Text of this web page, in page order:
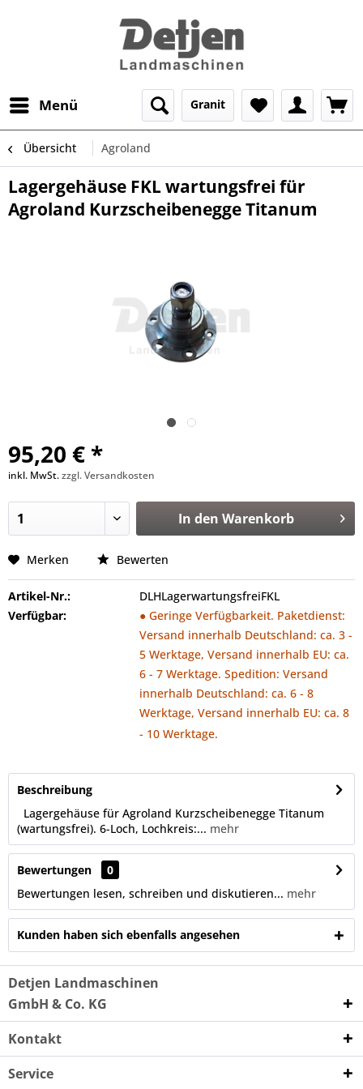
Menü Granit
Übersicht Agroland
Lagergehäuse FKL wartungsfrei für
Agroland Kurzscheibenegge Titanum
95,20 € *
inkl. MwSt.zzgl. Versandkosten
In den Warenkorb
Merken Bewerten
Artikel-Nr.:
DLHLagerwartungsfreiFKL
Verfügbar:
● Geringe Verfügbarkeit. Paketdienst:
Versand innerhalb Deutschland: ca. 3 -
5 Werktage, Versand innerhalb EU: ca.
6 - 7 Werktage. Spedition: Versand
innerhalb Deutschland: ca. 6 - 8
Werktage, Versand innerhalb EU: ca. 8
- 10 Werktage.
Beschreibung
Lagergehäuse für Agroland Kurzscheibenegge Titanum
(wartungsfrei). 6-Loch, Lochkreis:... mehr
Bewertungen
0
Bewertungen lesen, schreiben und diskutieren... mehr
Kunden haben sich ebenfalls angesehen
Detjen Landmaschinen
GmbH & Co. KG
Kontakt
Service